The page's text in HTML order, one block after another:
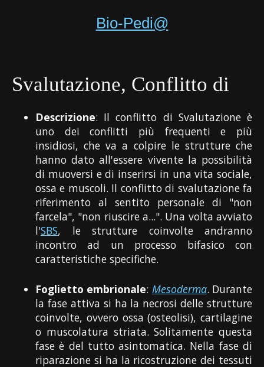
Bio-Pedi@
Svalutazione, Conflitto di
Descrizione: Il conflitto di Svalutazione è
uno dei conflitti più frequenti e più
insidiosi, che va a colpire le strutture che
hanno dato all'essere vivente la possibilità
di muoversi e di inserirsi in una vita sociale,
ossa e muscoli. Il conflitto di svalutazione fa
riferimento al sentito personale di "non
farcela", "non riuscire a...". Una volta avviato
l'SBS, le strutture coinvolte andranno
incontro ad un processo bifasico con
caratteristiche specifiche.
Foglietto embrionale: Mesoderma. Durante
la fase attiva si ha la necrosi delle strutture
coinvolte, ovvero ossa (osteolisi), cartilagine
o muscolatura striata. Solitamente questa
fase è del tutto asintomatica. Nella fase di
riparazione si ha la ricostruzione dei tessuti